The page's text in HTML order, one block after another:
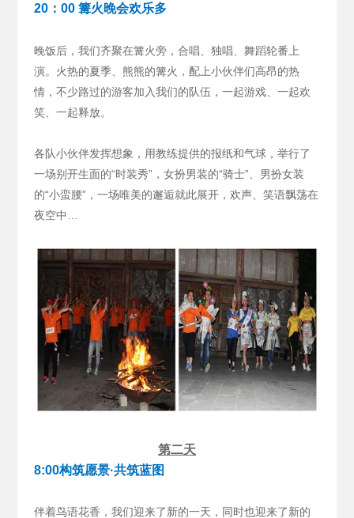
20：00 篝火晚会欢乐多
晚饭后，我们齐聚在篝火旁，合唱、独唱、舞蹈轮番上
演。火热的夏季、熊熊的篝火，配上小伙伴们高昂的热
情，不少路过的游客加入我们的队伍，一起游戏、一起欢
笑、一起释放。
各队小伙伴发挥想象，用教练提供的报纸和气球，举行了
一场别开生面的“时装秀”，女扮男装的“骑士”、男扮女装
的“小蛮腰”，一场唯美的邂逅就此展开，欢声、笑语飘荡在
夜空中…
第二天
8:00构筑愿景·共筑蓝图
伴着鸟语花香，我们迎来了新的一天，同时也迎来了新的